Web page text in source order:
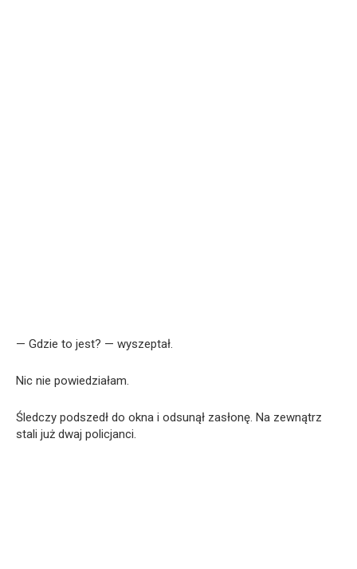
— Gdzie to jest? — wyszeptał.
Nic nie powiedziałam.
Śledczy podszedł do okna i odsunął zasłonę. Na zewnątrz
stali już dwaj policjanci.